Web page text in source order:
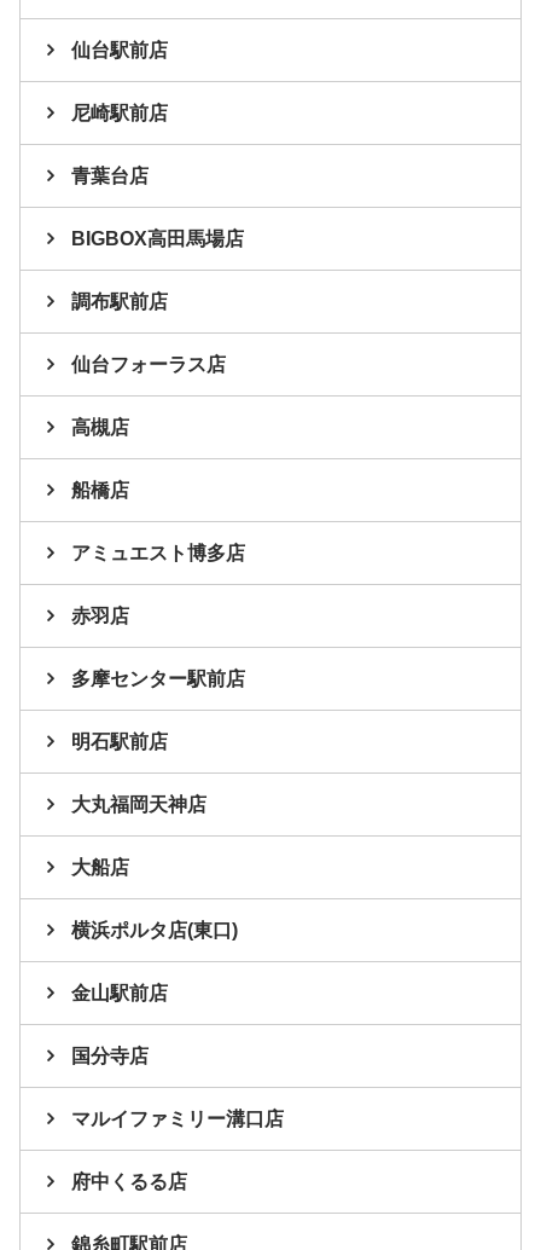
仙台駅前店
尼崎駅前店
青葉台店
BIGBOX高田馬場店
調布駅前店
仙台フォーラス店
高槻店
船橋店
アミュエスト博多店
赤羽店
多摩センター駅前店
明石駅前店
大丸福岡天神店
大船店
横浜ポルタ店(東口)
金山駅前店
国分寺店
マルイファミリー溝口店
府中くるる店
錦糸町駅前店